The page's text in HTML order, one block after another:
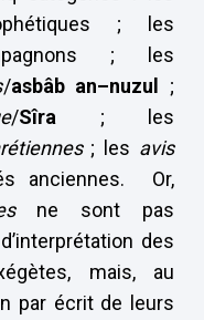
; les
; les
/asbâb an–nuzul ;
/Sîra ; les
; les avis
anciennes. Or,
ne sont pas
des
mais, au
par écrit de leurs